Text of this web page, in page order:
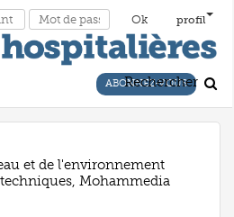
profil
ABONNEZ-VOUS
Rechercher
et de l'environnement
Mohammedia